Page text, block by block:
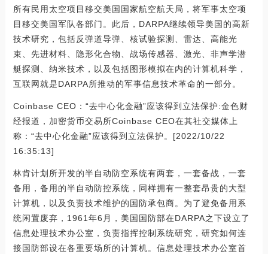
所有民用太空项目移交美国国家航空航天局，将军事太空项
目移交美国军队各部门。此后，DARPA继续领导美国的高新
技术研究，包括反弹道导弹、核试验探测、雷达、高能光
束、先进材料、隐形化合物、战场传感器、激光、非声学潜
艇探测、纳米技术，以及包括图形模拟在内的计算机科学，
互联网就是DARPA所推动的军事信息技术革命的一部分。
Coinbase CEO：“去中心化金融”应该得到立法保护:金色财
经报道，加密货币交易所Coinbase CEO在其社交媒体上
称：“去中心化金融”应该得到立法保护。[2022/10/22
16:35:13]
林肯计划所开发的半自动防空系统有两套，一套备战，一套
备用，备用的半自动防控系统，同样拥有一整套昂贵的大型
计算机，以及负责技术维护的国防承包商。为了避免备用系
统闲置废弃，1961年6月，美国国防部在DARPA之下设立了
信息处理技术办公室，负责指挥控制系统研究，研究如何连
接国防部设在各重要场所的计算机。信息处理技术办公室首